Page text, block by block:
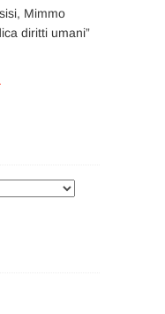
Mimmo
diritti umani”